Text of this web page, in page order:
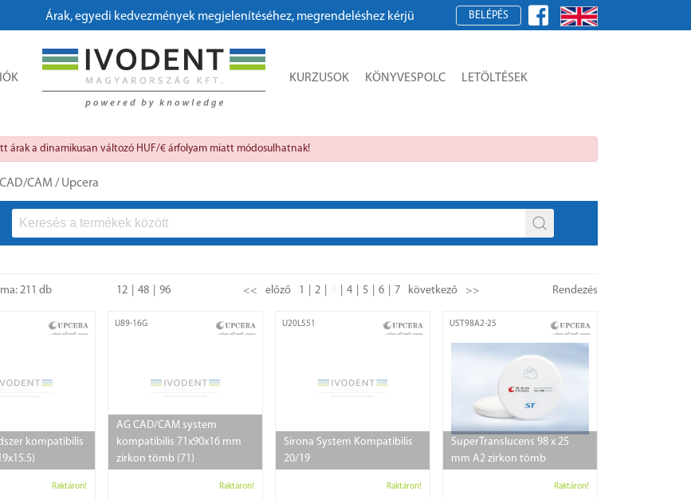
kedvezmények megjelenítéséhez, megrendeléshez kérjük, regisztráljon! BELÉPÉS
KURZUSOK KÖNYVESPOLC LETÖLTÉSEK
árak a dinamikusan változó HUF/€ árfolyam miatt módosulhatnak!
CAD/CAM / Upcera
211 db 12 48 96 << előző 1 2 4 5 6 7 következő >> Rendezés
kompatibilis
Raktáron!
U89-16G
AG CAD/CAM system
kompatibilis 71x90x16 mm
zirkon tömb (71)
Raktáron!
U20LS51
Sirona System Kompatibilis
20/19
Raktáron!
UST98A2-25
SuperTranslucens 98 x 25
mm A2 zirkon tömb
Raktáron!